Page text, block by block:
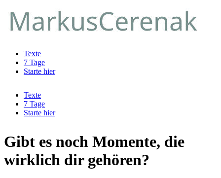
Inhalt
springen
Texte
7 Tage
Starte hier
Texte
7 Tage
Starte hier
Gibt es noch Momente, die
wirklich dir gehören?